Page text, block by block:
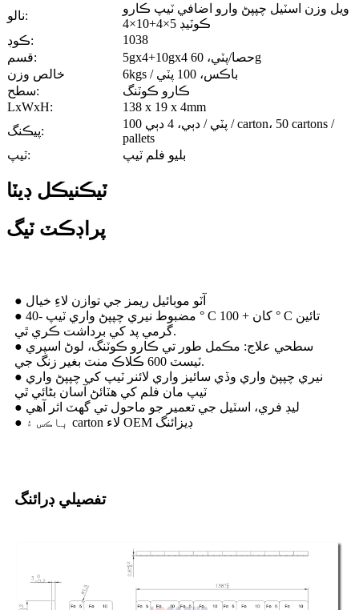
نالو:
ويل وزن اسٽيل چپپڻ وارو اضافي ٽيپ ڪارو
ڪوٽيڊ 5×4+10×4
ڪوڊ:
1038
قسم:
5gx4+10gx4 حصا/پٽي، 60g
خالص وزن
6kgs / باڪس، 100 پٽي
سطح:
ڪارو ڪوٽنگ
LxWxH:
138 x 19 x 4mm
پيڪنگ:
100 پٽي / دٻي، 4 دٻي / carton، 50 cartons /
pallets
ٽيپ:
بليو فلم ٽيپ
ٽيڪنيڪل ڊيٽا
پراڊڪٽ ٽيگ
● آٽو موبائيل ريمز جي توازن لاءِ خيال
● مضبوط نيري چپپڻ واري ٽيپ -40 ° C کان + 100 ° C تائين
گرمي پد کي برداشت ڪري ٿي.
● سطحي علاج: مڪمل طور تي ڪارو ڪوٽنگ، لوڻ اسپري
ٽيسٽ 600 ڪلاڪ منٽ بغير زنگ جي.
● نيري چپپڻ واري وڏي سائيز واري لائنر ٽيپ کي چپپڻ واري
ٽيپ مان فلم کي هٽائڻ آسان بڻائي ٿي
● ليڊ فري، اسٽيل جي تعمير جو ماحول تي گهٽ اثر آهي
● باڪس ۽ carton لاء OEM ڊيزائنگ
تفصيلي ڊرائنگ